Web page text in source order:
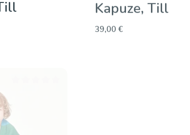
Kapuze, Till
39,00 €